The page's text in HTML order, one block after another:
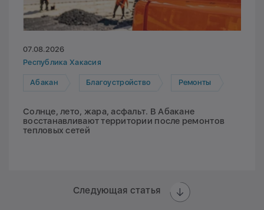
07.08.2026
Республика Хакасия
Абакан Благоустройство Ремонты
Солнце, лето, жара, асфальт. В Абакане
восстанавливают территории после ремонтов
тепловых сетей
Следующая статья